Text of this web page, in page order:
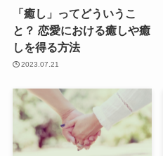
「癒し」ってどういうこ
と？ 恋愛における癒しや癒
しを得る方法
2023.07.21